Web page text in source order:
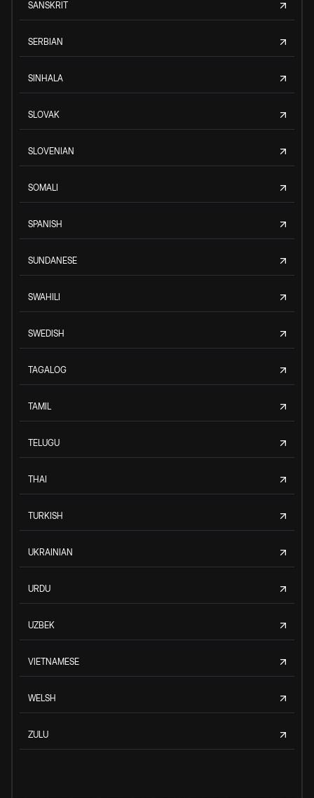
SANSKRIT
SERBIAN
SINHALA
SLOVAK
SLOVENIAN
SOMALI
SPANISH
SUNDANESE
SWAHILI
SWEDISH
TAGALOG
TAMIL
TELUGU
THAI
TURKISH
UKRAINIAN
URDU
UZBEK
VIETNAMESE
WELSH
ZULU